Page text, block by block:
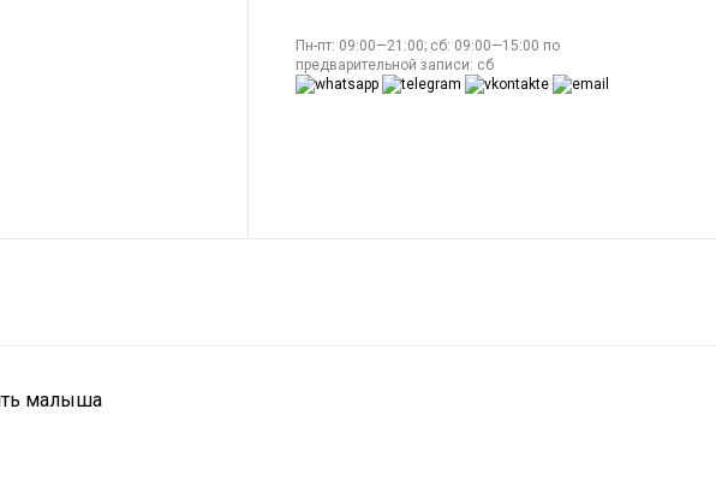
Пн-пт: 09:00—21:00; сб: 09:00—15:00 по
предварительной записи: сб
малыша